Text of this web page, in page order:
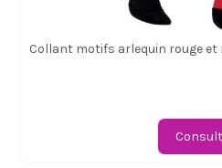
Collant motifs arlequin rouge et